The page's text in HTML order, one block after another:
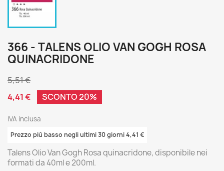
366 - TALENS OLIO VAN GOGH ROSA
QUINACRIDONE
5,51 €
4,41 €
SCONTO 20%
IVA inclusa
Prezzo più basso negli ultimi 30 giorni 4,41 €
Talens Olio Van Gogh Rosa quinacridone, disponibile nei
formati da 40ml e 200ml.